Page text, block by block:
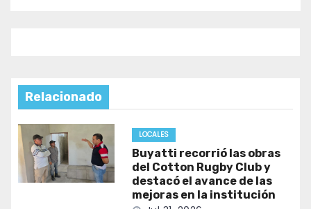
Relacionado
LOCALES
Buyatti recorrió las obras
del Cotton Rugby Club y
destacó el avance de las
mejoras en la institución